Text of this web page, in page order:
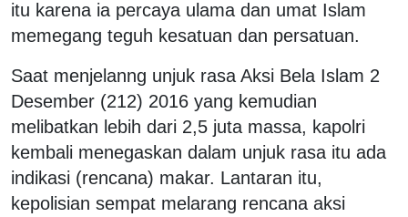
itu karena ia percaya ulama dan umat Islam
memegang teguh kesatuan dan persatuan.
Saat menjelanng unjuk rasa Aksi Bela Islam 2
Desember (212) 2016 yang kemudian
melibatkan lebih dari 2,5 juta massa, kapolri
kembali menegaskan dalam unjuk rasa itu ada
indikasi (rencana) makar. Lantaran itu,
kepolisian sempat melarang rencana aksi